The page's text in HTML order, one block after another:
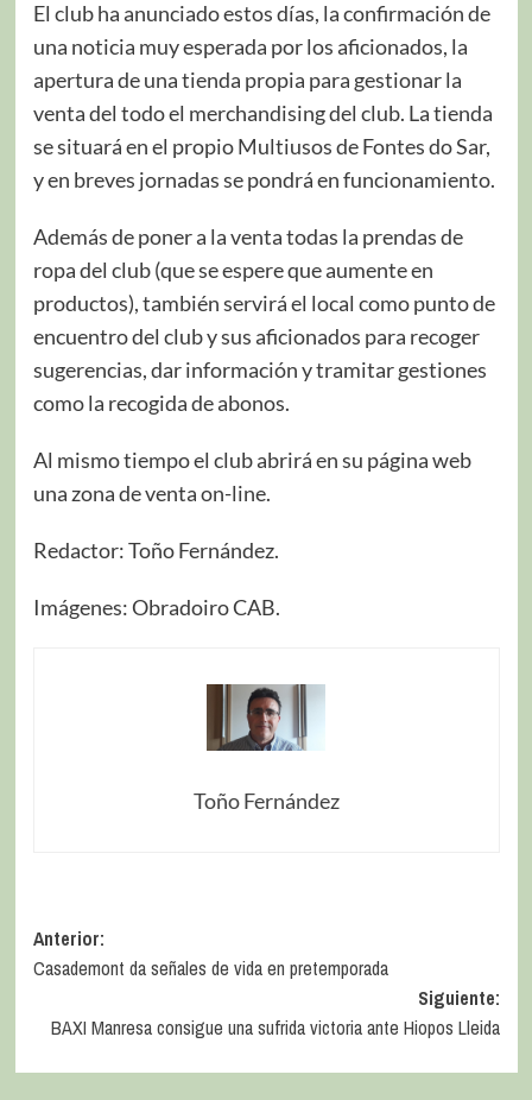
El club ha anunciado estos días, la confirmación de
una noticia muy esperada por los aficionados, la
apertura de una tienda propia para gestionar la
venta del todo el merchandising del club. La tienda
se situará en el propio Multiusos de Fontes do Sar,
y en breves jornadas se pondrá en funcionamiento.
Además de poner a la venta todas la prendas de
ropa del club (que se espere que aumente en
productos), también servirá el local como punto de
encuentro del club y sus aficionados para recoger
sugerencias, dar información y tramitar gestiones
como la recogida de abonos.
Al mismo tiempo el club abrirá en su página web
una zona de venta on-line.
Redactor: Toño Fernández.
Imágenes: Obradoiro CAB.
Toño Fernández
Anterior:
Casademont da señales de vida en pretemporada
Siguiente:
BAXI Manresa consigue una sufrida victoria ante Hiopos Lleida